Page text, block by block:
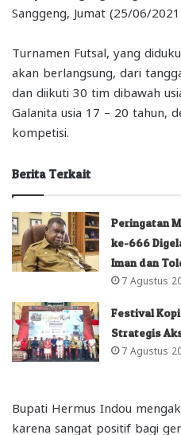
Sanggeng, Jumat (25/06/
Turnamen Futsal, yang
akan berlangsung, dari
dan diikuti 30 tim dibawah
Galanita usia 17 – 20 tahun,
kompetisi.
Berita Terkait
Peringatan
ke-666
Iman dan
7 Agustus
Festival
Strategis
7 Agustus
Bupati Hermus Indou
karena sangat positif bagi